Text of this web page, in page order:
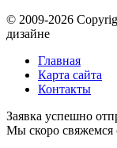
© 2009-2026
дизайне
Главная
Карта сайта
Контакты
Заявка успешно
Мы скоро свяжемся